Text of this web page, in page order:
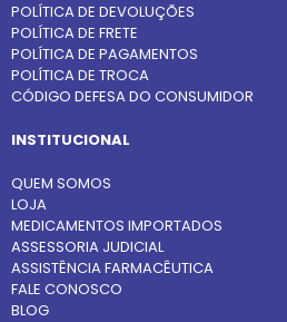
POLÍTICA DE DEVOLUÇÕES
POLÍTICA DE FRETE
POLÍTICA DE PAGAMENTOS
POLÍTICA DE TROCA
CÓDIGO DEFESA DO CONSUMIDOR
INSTITUCIONAL
QUEM SOMOS
LOJA
MEDICAMENTOS IMPORTADOS
ASSESSORIA JUDICIAL
ASSISTÊNCIA FARMACÊUTICA
FALE CONOSCO
BLOG